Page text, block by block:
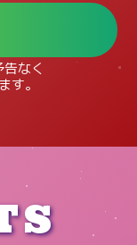
なく
す。